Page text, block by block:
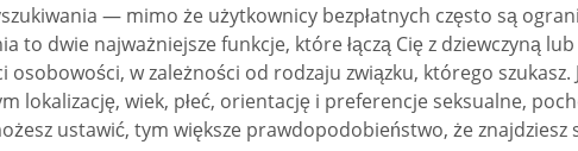
— mimo że użytkownicy bezpłatnych często są
dwie najważniejsze funkcje, które łączą Cię z dziewczyną
w zależności od rodzaju związku, którego
wiek, płeć, orientację i preferencje seksualne,
ustawić, tym większe prawdopodobieństwo, że znajdziesz